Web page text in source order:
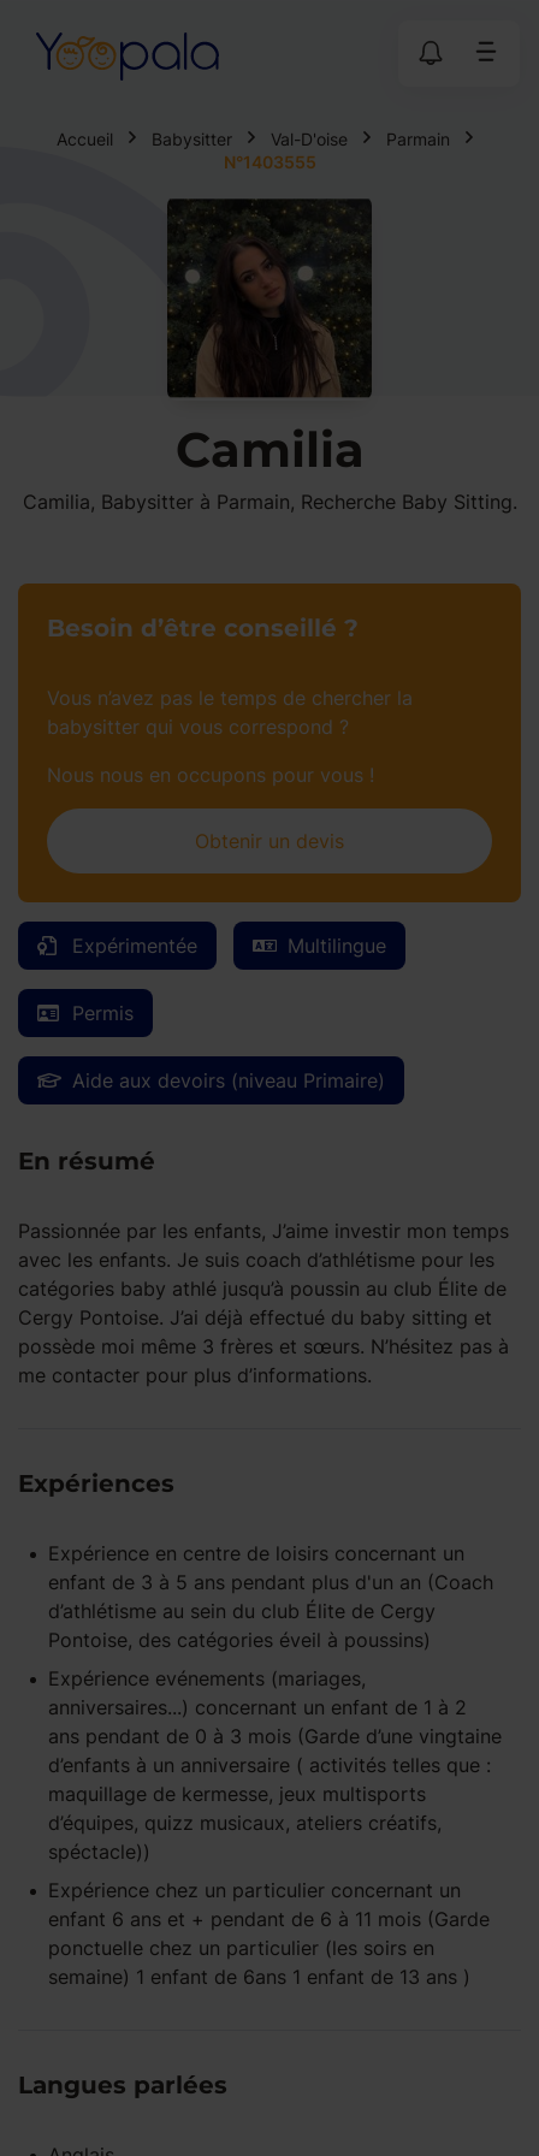
Accueil Babysitter Val-D'oise
Parmain
N°1403555
Camilia
Camilia, Babysitter à Parmain, Recherche Baby Sitting.
Expérimentée Multilingue
Permis
Aide aux devoirs (niveau Primaire)
En résumé
Passionnée par les enfants, J’aime investir mon temps
avec les enfants. Je suis coach d’athlétisme pour les
catégories baby athlé jusqu’à poussin au club Élite de
Cergy Pontoise. J’ai déjà effectué du baby sitting et
possède moi même 3 frères et sœurs. N’hésitez pas à
me contacter pour plus d’informations.
Expériences
Expérience en centre de loisirs concernant un
enfant de 3 à 5 ans pendant plus d'un an (Coach
d’athlétisme au sein du club Élite de Cergy
Pontoise, des catégories éveil à poussins)
Expérience evénements (mariages,
anniversaires...) concernant un enfant de 1 à 2
ans pendant de 0 à 3 mois (Garde d’une vingtaine
d’enfants à un anniversaire ( activités telles que :
maquillage de kermesse, jeux multisports
d’équipes, quizz musicaux, ateliers créatifs,
spéctacle))
Expérience chez un particulier concernant un
enfant 6 ans et + pendant de 6 à 11 mois (Garde
ponctuelle chez un particulier (les soirs en
semaine) 1 enfant de 6ans 1 enfant de 13 ans )
Langues parlées
Besoin d’être conseillé ?
Vous n’avez pas le temps de chercher la
babysitter qui vous correspond ?
Nous nous en occupons pour vous !
Obtenir un devis